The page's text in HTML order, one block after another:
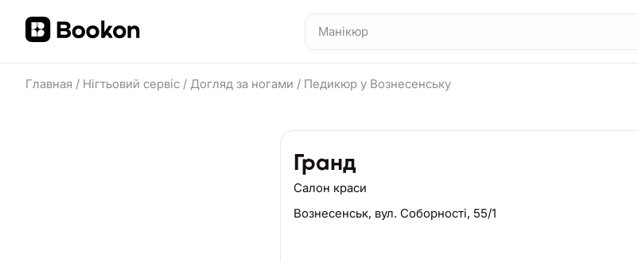
Главная / Нігтьовий сервіс / Догляд за ногами / Педикюр у Вознесенську
Гранд
Салон краси
Вознесенськ, вул. Соборності, 55/1